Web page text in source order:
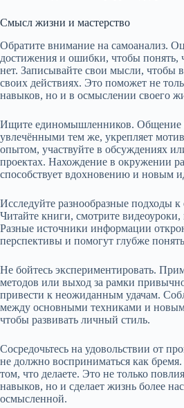
Смысл жизни и мастерство
Обратите внимание на самоанализ.
достижения и ошибки, чтобы понять,
нет. Записывайте свои мысли, чтобы
своих действиях. Это поможет не
навыков, но и в осмыслении своего
Ищите единомышленников. Общение
увлечёнными тем же, укрепляет
опытом, участвуйте в обсуждениях
проектах. Нахождение в окружении
способствует вдохновению и новым
Исследуйте разнообразные подходы
Читайте книги, смотрите
Разные источники информации
перспективы и помогут глубже
Не бойтесь экспериментировать.
методов или выход за рамки
привести к неожиданным удачам.
между основными техниками и
чтобы развивать личный стиль.
Сосредочьтесь на удовольствии от
не должно восприниматься как
том, что делаете. Это не только
навыков, но и сделает жизнь более
осмысленной.